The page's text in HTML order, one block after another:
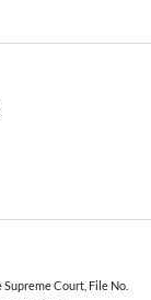
Supreme Court, File No.